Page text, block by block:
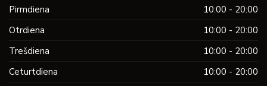
Pirmdiena
10:00 - 20:00
Otrdiena
10:00 - 20:00
Trešdiena
10:00 - 20:00
Ceturtdiena
10:00 - 20:00